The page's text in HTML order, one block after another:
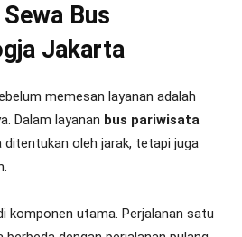
Bus
Jakarta
memesan layanan adalah
Dalam layanan bus pariwisata
ditentukan oleh jarak, tetapi juga
komponen utama. Perjalanan satu